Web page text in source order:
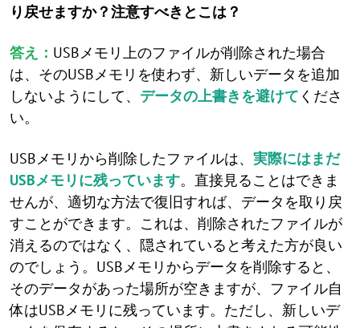
り戻せますか？注意すべきとこは？
答え： USBメモリ上のファイルが削除された場合
は、そのUSBメモリを使わず、新しいデータを追加
しないようにして、 データの上書きを避けて くださ
い。
USBメモリから削除したファイルは、 実際にはまだ
USBメモリに残っています。直接見ることはできま
せんが、適切な方法で復旧すれば、データを取り戻
すことができます。これは、削除されたファイルが
消えるのではなく、隠されていると考えた方が良い
のでしょう。USBメモリからデータを削除すると、
そのデータがあった場所が空きますが、ファイル自
体はUSBメモリに残っています。ただし、新しいデ